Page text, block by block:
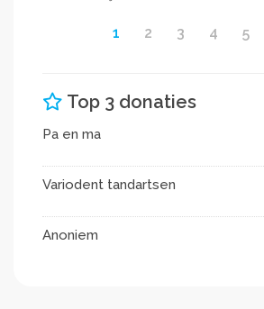
1 2 3 4 5
Top 3 donaties
Pa en ma
Variodent tandartsen
Anoniem